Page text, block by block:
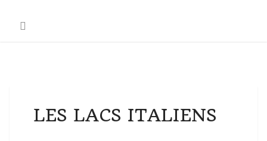
LES LACS ITALIENS